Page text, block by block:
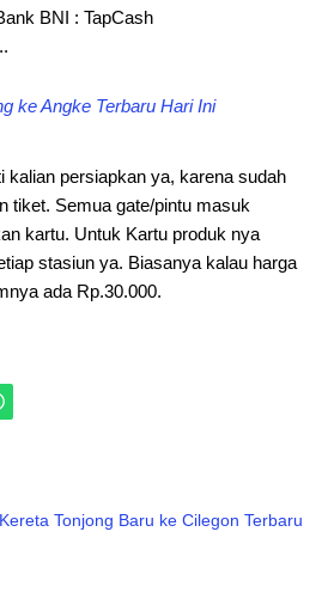
BNI : TapCash
ke Angke Terbaru Hari Ini
kalian persiapkan ya, karena sudah
tiket. Semua gate/pintu masuk
kartu. Untuk Kartu produk nya
stasiun ya. Biasanya kalau harga
ada Rp.30.000.
Tonjong Baru ke Cilegon Terbaru